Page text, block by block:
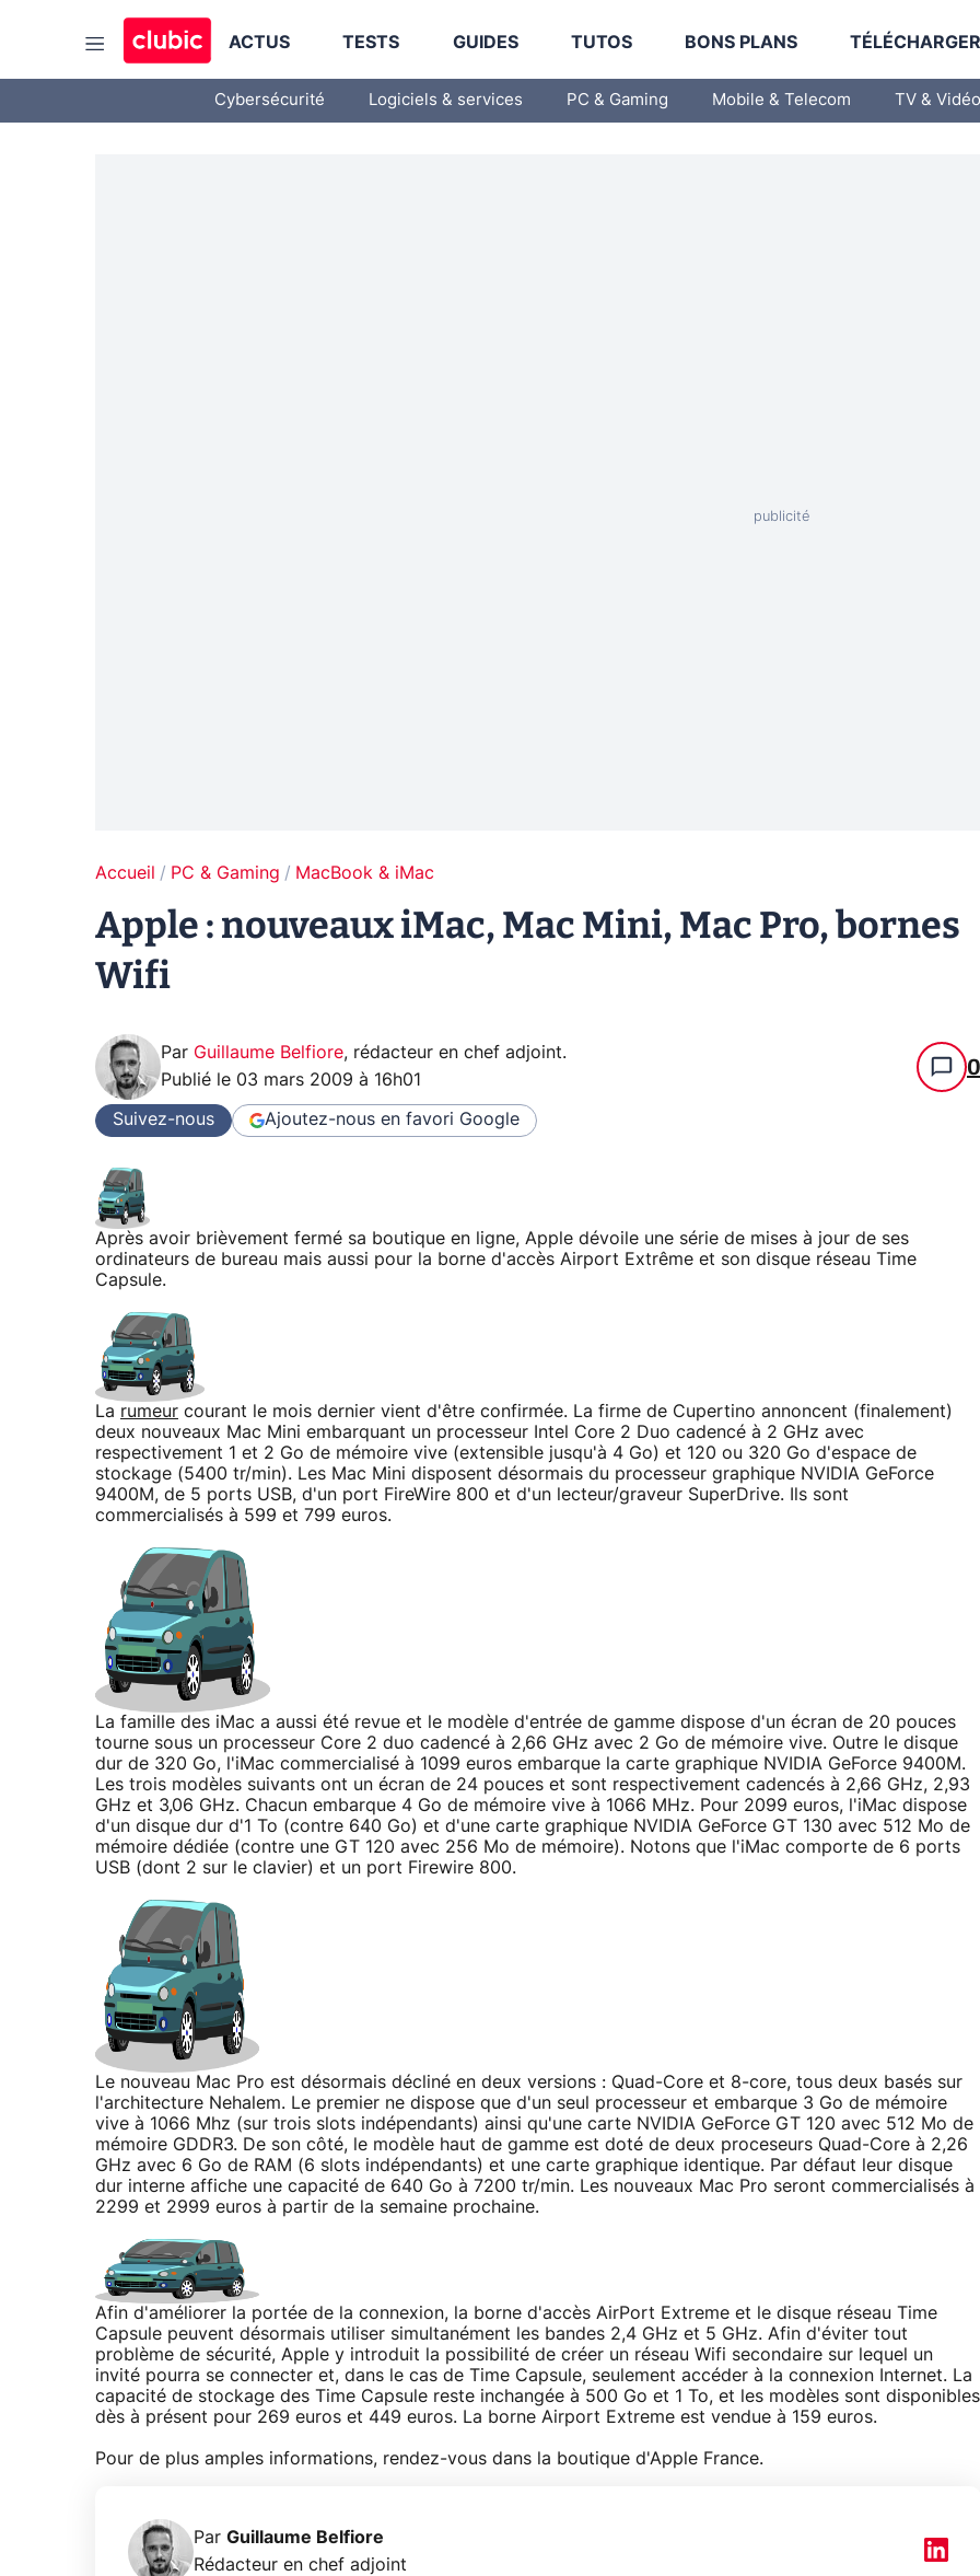
ACTUS TESTS GUIDES TUTOS BONS PLANS
Cybersécurité Logiciels & services PC & Gaming Mobile & Telecom TV & Vidéo
Accueil PC & Gaming MacBook & iMac
Apple : nouveaux iMac, Mac Mini, Mac Pro, bornes
Wifi
Par Guillaume Belfiore, rédacteur en chef adjoint.
Publié le 03 mars 2009 à 16h01 0
Suivez-nous Ajoutez-nous en favori Google
Après avoir brièvement fermé sa boutique en ligne, Apple dévoile une série de mises à jour de ses
ordinateurs de bureau mais aussi pour la borne d'accès Airport Extrême et son disque réseau Time
Capsule.
La rumeur courant le mois dernier vient d'être confirmée. La firme de Cupertino annoncent (finalement)
deux nouveaux Mac Mini embarquant un processeur Intel Core 2 Duo cadencé à 2 GHz avec
respectivement 1 et 2 Go de mémoire vive (extensible jusqu'à 4 Go) et 120 ou 320 Go d'espace de
stockage (5400 tr/min). Les Mac Mini disposent désormais du processeur graphique NVIDIA GeForce
9400M, de 5 ports USB, d'un port FireWire 800 et d'un lecteur/graveur SuperDrive. Ils sont
commercialisés à 599 et 799 euros.
La famille des iMac a aussi été revue et le modèle d'entrée de gamme dispose d'un écran de 20 pouces
tourne sous un processeur Core 2 duo cadencé à 2,66 GHz avec 2 Go de mémoire vive. Outre le disque
dur de 320 Go, l'iMac commercialisé à 1099 euros embarque la carte graphique NVIDIA GeForce 9400M.
Les trois modèles suivants ont un écran de 24 pouces et sont respectivement cadencés à 2,66 GHz, 2,93
GHz et 3,06 GHz. Chacun embarque 4 Go de mémoire vive à 1066 MHz. Pour 2099 euros, l'iMac dispose
d'un disque dur d'1 To (contre 640 Go) et d'une carte graphique NVIDIA GeForce GT 130 avec 512 Mo de
mémoire dédiée (contre une GT 120 avec 256 Mo de mémoire). Notons que l'iMac comporte de 6 ports
USB (dont 2 sur le clavier) et un port Firewire 800.
Le nouveau Mac Pro est désormais décliné en deux versions : Quad-Core et 8-core, tous deux basés sur
l'architecture Nehalem. Le premier ne dispose que d'un seul processeur et embarque 3 Go de mémoire
vive à 1066 Mhz (sur trois slots indépendants) ainsi qu'une carte NVIDIA GeForce GT 120 avec 512 Mo de
mémoire GDDR3. De son côté, le modèle haut de gamme est doté de deux proceseurs Quad-Core à 2,26
GHz avec 6 Go de RAM (6 slots indépendants) et une carte graphique identique. Par défaut leur disque
dur interne affiche une capacité de 640 Go à 7200 tr/min. Les nouveaux Mac Pro seront commercialisés à
2299 et 2999 euros à partir de la semaine prochaine.
Afin d'améliorer la portée de la connexion, la borne d'accès AirPort Extreme et le disque réseau Time
Capsule peuvent désormais utiliser simultanément les bandes 2,4 GHz et 5 GHz. Afin d'éviter tout
problème de sécurité, Apple y introduit la possibilité de créer un réseau Wifi secondaire sur lequel un
invité pourra se connecter et, dans le cas de Time Capsule, seulement accéder à la connexion Internet. La
capacité de stockage des Time Capsule reste inchangée à 500 Go et 1 To, et les modèles sont disponibles
dès à présent pour 269 euros et 449 euros. La borne Airport Extreme est vendue à 159 euros.
Pour de plus amples informations, rendez-vous dans la boutique d'Apple France.
Par Guillaume Belfiore
Rédacteur en chef adjoint